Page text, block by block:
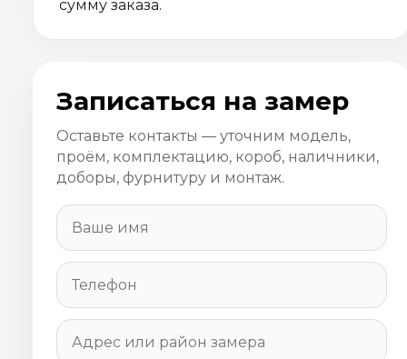
сумму заказа.
Записаться на замер
Оставьте контакты — уточним модель,
проём, комплектацию, короб, наличники,
доборы, фурнитуру и монтаж.